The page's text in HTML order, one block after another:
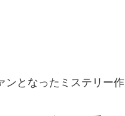
ンとなったミステリー作